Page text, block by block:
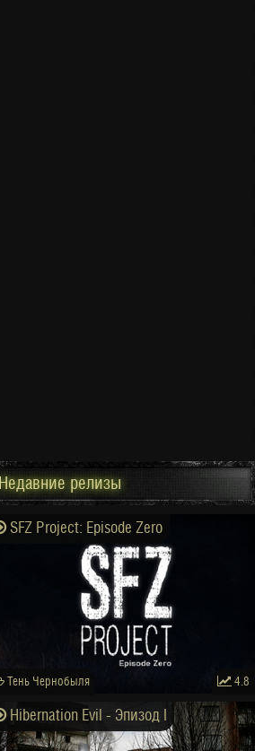
Недавние релизы
SFZ Project: Episode Zero
Тень Чернобыля 4.8
Hibernation Evil - Эпизод I